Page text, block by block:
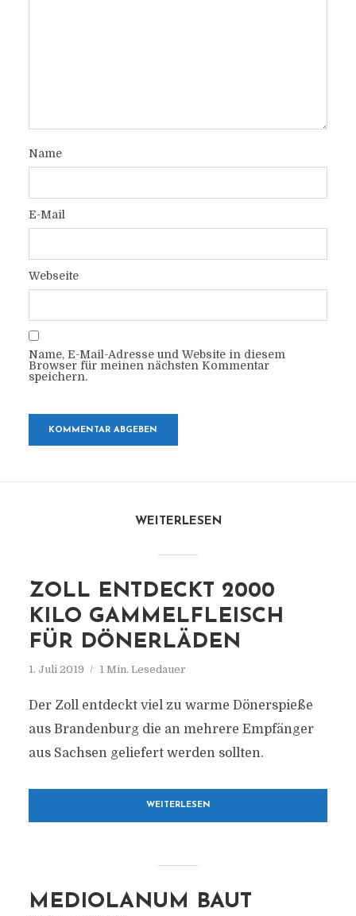
Name
E-Mail
Webseite
Name, E-Mail-Adresse und Website in diesem
Browser für meinen nächsten Kommentar
speichern.
WEITERLESEN
ZOLL ENTDECKT 2000
KILO GAMMELFLEISCH
FÜR DÖNERLÄDEN
1. Juli 2019 1 Min. Lesedauer
Der Zoll entdeckt viel zu warme Dönerspieße
aus Brandenburg die an mehrere Empfänger
aus Sachsen geliefert werden sollten.
WEITERLESEN
MEDIOLANUM BAUT